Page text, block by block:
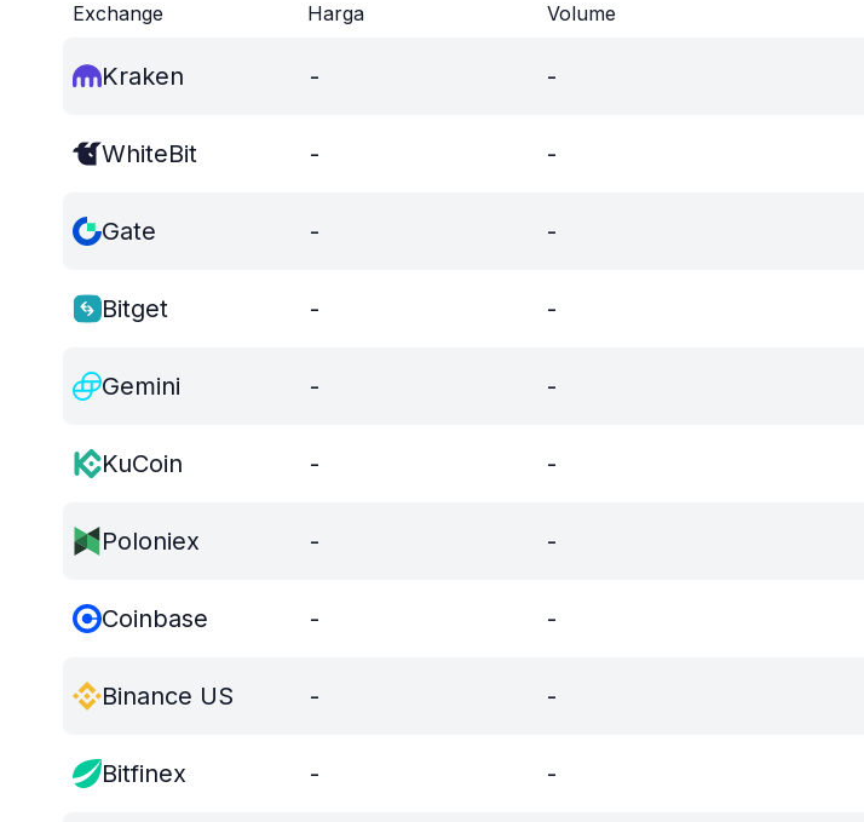
Exchange Harga Volume
Kraken - -
WhiteBit - -
Gate - -
Bitget - -
Gemini - -
KuCoin - -
Poloniex - -
Coinbase - -
Binance US - -
Bitfinex - -